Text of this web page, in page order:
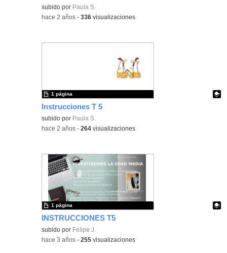
Contenido educativo.
subido por Paula S.
-hace 2 años -336 visualizaciones
Instrucciones T 5
Contenido educativo.
subido por Paula S.
1 página
-hace 2 años -264 visualizaciones
INSTRUCCIONES T5
Contenido educativo.
subido por Felipe J.
1 página
-hace 3 años -255 visualizaciones